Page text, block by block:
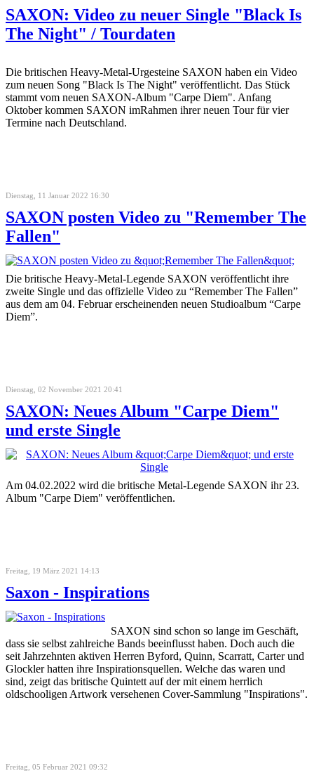
SAXON: Video zu neuer Single "Black Is
The Night" / Tourdaten
Die britischen Heavy-Metal-Urgesteine SAXON haben ein Video
zum neuen Song "Black Is The Night" veröffentlicht. Das Stück
stammt vom neuen SAXON-Album "Carpe Diem". Anfang
Oktober kommen SAXON imRahmen ihrer neuen Tour für vier
Termine nach Deutschland.
Dienstag, 11 Januar 2022 16:30
SAXON posten Video zu "Remember The
Fallen"
Die britische Heavy-Metal-Legende SAXON veröffentlicht ihre
zweite Single und das offizielle Video zu “Remember The Fallen”
aus dem am 04. Februar erscheinenden neuen Studioalbum “Carpe
Diem”.
Dienstag, 02 November 2021 20:41
SAXON: Neues Album "Carpe Diem"
und erste Single
Am 04.02.2022 wird die britische Metal-Legende SAXON ihr 23.
Album "Carpe Diem" veröffentlichen.
Freitag, 19 März 2021 14:13
Saxon - Inspirations
SAXON sind schon so lange im Geschäft,
dass sie selbst zahlreiche Bands beeinflusst haben. Doch auch die
seit Jahrzehnten aktiven Herren Byford, Quinn, Scarratt, Carter und
Glockler hatten ihre Inspirationsquellen. Welche das waren und
sind, zeigt das britische Quintett auf der mit einem herrlich
oldschooligen Artwork versehenen Cover-Sammlung "Inspirations".
Freitag, 05 Februar 2021 09:32